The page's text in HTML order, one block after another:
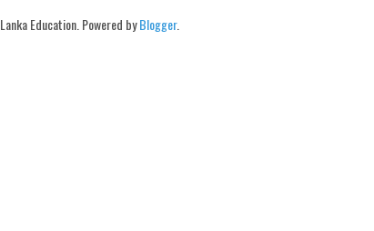
Lanka Education. Powered byBlogger.